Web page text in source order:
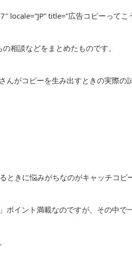
locale=”JP” title=”広告コピーって
相談などをまとめたものです。
んがコピーを生み出すときの実際の
ときに悩みがちなのがキャッチコピー
ポイント満載なのですが、その中で
。